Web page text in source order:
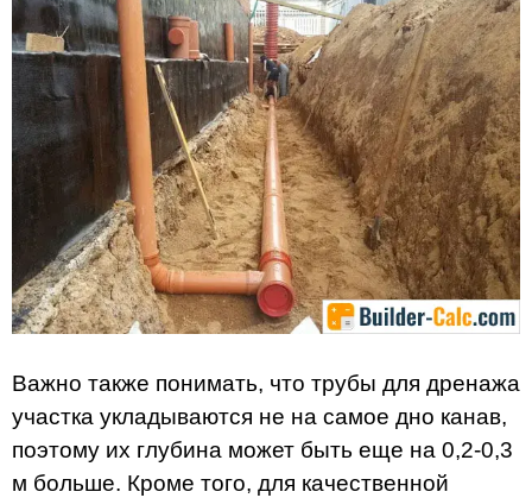
Важно также понимать, что трубы для дренажа
участка укладываются не на самое дно канав,
поэтому их глубина может быть еще на 0,2-0,3
м больше. Кроме того, для качественной